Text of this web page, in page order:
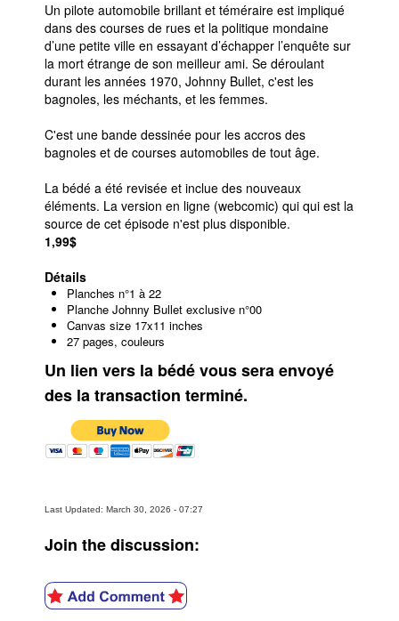
Un pilote automobile brillant et téméraire est impliqué
dans des courses de rues et la politique mondaine
d’une petite ville en essayant d’échapper l’enquête sur
la mort étrange de son meilleur ami. Se déroulant
durant les années 1970, Johnny Bullet, c'est les
bagnoles, les méchants, et les femmes.
C'est une bande dessinée pour les accros des
bagnoles et de courses automobiles de tout âge.
La bédé a été revisée et inclue des nouveaux
éléments. La version en ligne (webcomic) qui qui est la
source de cet épisode n'est plus disponible.
1,99$
Détails
Planches n°1 à 22
Planche Johnny Bullet exclusive n°00
Canvas size 17x11 inches
27 pages, couleurs
Un lien vers la bédé vous sera envoyé
des la transaction terminé.
Last Updated: March 30, 2026 - 07:27
Join the discussion: